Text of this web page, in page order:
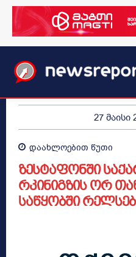
27 მაისი
დაახლოებით წუთი
ზესტაფონში
რკინიგზის ორ
საწყობში